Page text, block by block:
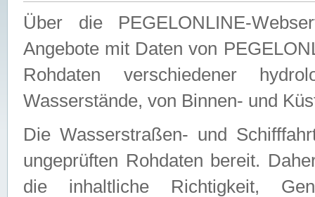
Über die PEGELONLINE-
Angebote mit Daten von
Rohdaten verschiedener
Wasserstände, von Binnen- und
Die Wasserstraßen- und
ungeprüften Rohdaten bereit.
die inhaltliche Richtigkeit,